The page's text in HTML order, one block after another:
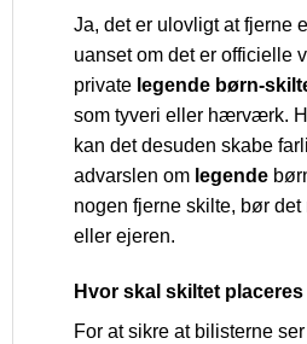
Ja, det er ulovligt at fjerne
uanset om det er officielle
private legende børn-
som tyveri eller hærværk.
kan det desuden skabe
advarslen om legende
nogen fjerne skilte, bør
eller ejeren.
Hvor skal skiltet
For at sikre at bilisterne